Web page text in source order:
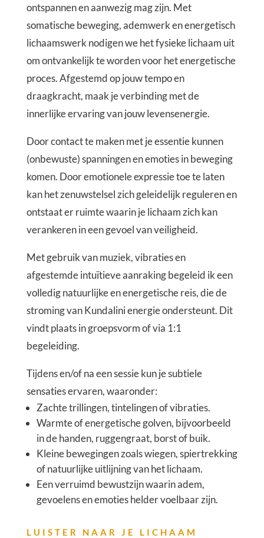
ontspannen en aanwezig mag zijn. Met
somatische beweging, ademwerk en energetisch
lichaamswerk nodigen we het fysieke lichaam uit
om ontvankelijk te worden voor het energetische
proces. Afgestemd op jouw tempo en
draagkracht, maak je verbinding met de
innerlijke ervaring van jouw levensenergie.
Door contact te maken met je essentie kunnen
(onbewuste) spanningen en emoties in beweging
komen. Door emotionele expressie toe te laten
kan het zenuwstelsel zich geleidelijk reguleren en
ontstaat er ruimte waarin je lichaam zich kan
verankeren in een gevoel van veiligheid.
Met gebruik van muziek, vibraties en
afgestemde intuïtieve aanraking begeleid ik een
volledig natuurlijke en energetische reis, die de
stroming van Kundalini energie ondersteunt. Dit
vindt plaats in groepsvorm of via 1:1
begeleiding.
Tijdens en/of na een sessie kun je subtiele
sensaties ervaren, waaronder:
Zachte trillingen, tintelingen of vibraties.
Warmte of energetische golven, bijvoorbeeld
in de handen, ruggengraat, borst of buik.
Kleine bewegingen zoals wiegen, spiertrekking
of natuurlijke uitlijning van het lichaam.
Een verruimd bewustzijn waarin adem,
gevoelens en emoties helder voelbaar zijn.
LUISTER NAAR JE LICHAAM